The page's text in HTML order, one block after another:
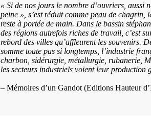
« Si de nos jours le nombre d’ouvriers, aussi
peine », s’estréduit comme peau de chagrin,
reste à portée de main. Dans le bassin
des régions autrefois riches de travail, c’est
rebord des villes qu’affleurent les souvenirs.
somme toute pas si longtemps, l’industrie
charbon, sidérurgie, métallurgie, rubanerie,
les secteurs industriels voient leur production
– Mémoires d’un Gandot (Editions Hauteur